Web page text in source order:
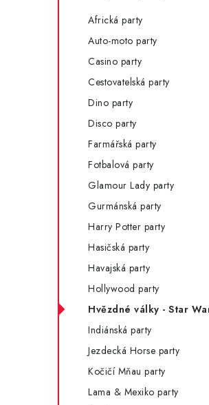
Africká party
Auto-moto party
Casino party
Cestovatelská party
Dino party
Disco party
Farmářská party
Fotbalová party
Glamour Lady party
Gurmánská party
Harry Potter party
Hasičská party
Havajská party
Hollywood party
Hvězdné války - Star
Indiánská party
Jezdecká Horse party
Kočičí Mňau party
Lama & Mexiko party